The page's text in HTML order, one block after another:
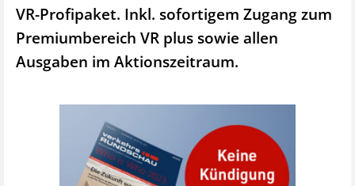
VR-Profipaket. Inkl. sofortigem Zugang zum
Premiumbereich VR plus sowie allen
Ausgaben im Aktionszeitraum.